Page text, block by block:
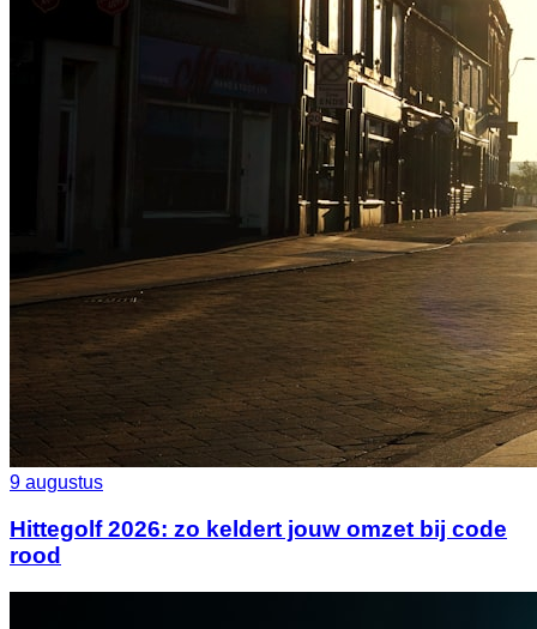
9 augustus
Hittegolf 2026: zo keldert jouw omzet bij code
rood